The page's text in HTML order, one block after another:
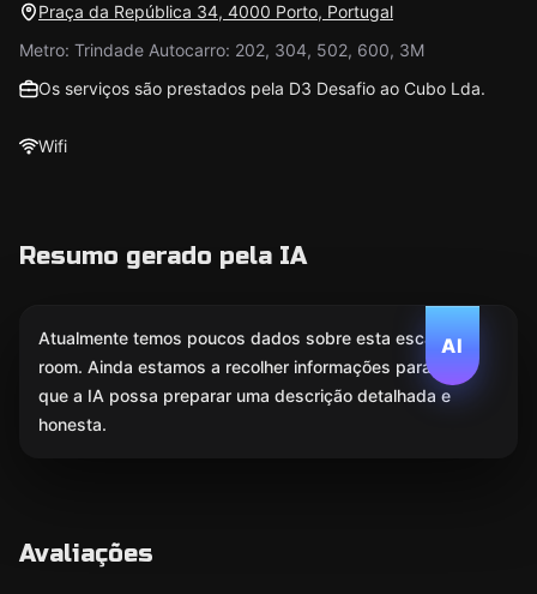
Praça da República 34, 4000 Porto, Portugal
Metro: Trindade Autocarro: 202, 304, 502, 600, 3M
Os serviços são prestados pela D3 Desafio ao Cubo Lda.
Wifi
Resumo gerado pela IA
AI
Atualmente temos poucos dados sobre esta escape
room. Ainda estamos a recolher informações para
que a IA possa preparar uma descrição detalhada e
honesta.
Avaliações